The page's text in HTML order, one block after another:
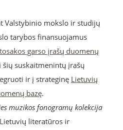
Valstybinio mokslo ir studijų
tarybos finansuojamus
garso įrašų duomenų
suskaitmenintų įrašų
ir į strateginę Lietuvių
bazę.
muzikos fonogramų kolekcija
literatūros ir